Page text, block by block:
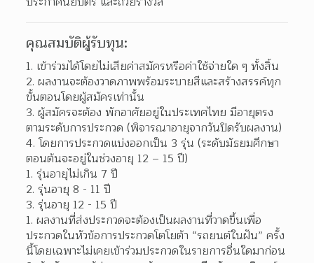
คุณสมบัติผู้รับทุน:
เข้าร่วมได้โดยไม่เสียค่าสมัครหรือค่าใช้จ่ายใด ๆ ทั้งสิ้น
ผลงานจะต้องวาดภาพพร้อมระบายสีและสร้างสรรค์ทุก
ขั้นตอนโดยผู้สมัครเท่านั้น
ผู้สมัครจะต้อง พักอาศัยอยู่ในประเทศไทย มีอายุตรง
โดยการประกวดแบ่งออกเป็น 3 รุ่น (ระดับมัธยมศึกษา
ตอนต้นจะอยู่ในช่วงอายุ 12 – 15 ปี)
รุ่นอายุไม่เกิน 7 ปี
รุ่นอายุ 8 - 11 ปี
รุ่นอายุ 12 - 15 ปี
ผลงานที่ส่งประกวดจะต้องเป็นผลงานที่วาดขึ้นเพื่อ
ประกวดในหัวข้อการประกวดโตโยต้า “รถยนต์ในฝัน” ครั้ง